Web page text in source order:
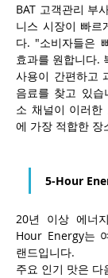
BAT 고객관리 부
니스 시장이 빠르
다. "소비자들은
효과를 원합니다.
사용이 간편하고
음료를 찾고 있
소 채널이 이러한
에 가장 적합한 장
5-Hour
20년 이상 에너
Hour Energy는
랜드입니다.
주요 인기 맛은 다